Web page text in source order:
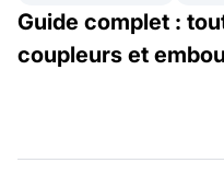
Guide complet :
coupleurs et